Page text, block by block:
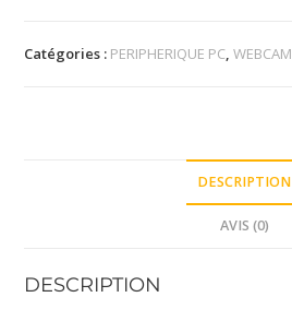
Catégories : PERIPHERIQUE PC,WEBCAM
DESCRIPTION
AVIS (0)
DESCRIPTION